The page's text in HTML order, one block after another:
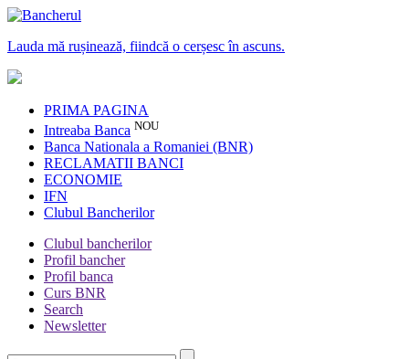
Lauda mă rușinează, fiindcă o cerșesc în ascuns.
PRIMA PAGINA
Intreaba Banca NOU
Banca Nationala a Romaniei (BNR)
RECLAMATII BANCI
ECONOMIE
IFN
Clubul Bancherilor
Clubul bancherilor
Profil bancher
Profil banca
Curs BNR
Search
Newsletter